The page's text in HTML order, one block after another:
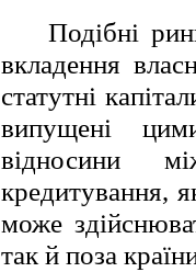
Подібні
вкладення
статутні
випущені
відносини
кредитування,
може
так й поза